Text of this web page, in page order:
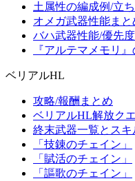
土属性の編成例/立
オメガ武器性能まと
バハ武器性能/優先
『アルテマメモリ
ベリアルHL
攻略/報酬まとめ
ベリアルHL解放ク
終末武器一覧とスキ
「技錬のチェイン」
「賦活のチェイン」
「謳歌のチェイン」